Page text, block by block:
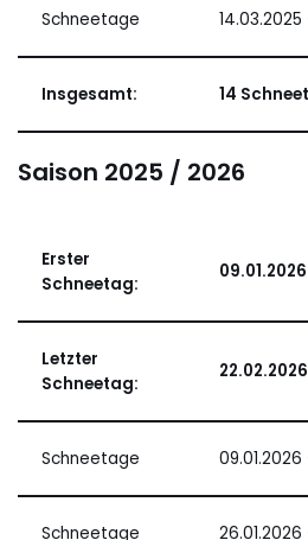
Schneetage 14.03.2025
Insgesamt: 14
Saison 2025 / 2026
Erster
Schneetag:
09.01.2026
Letzter
Schneetag:
22.02.2026
Schneetage 09.01.2026
Schneetage